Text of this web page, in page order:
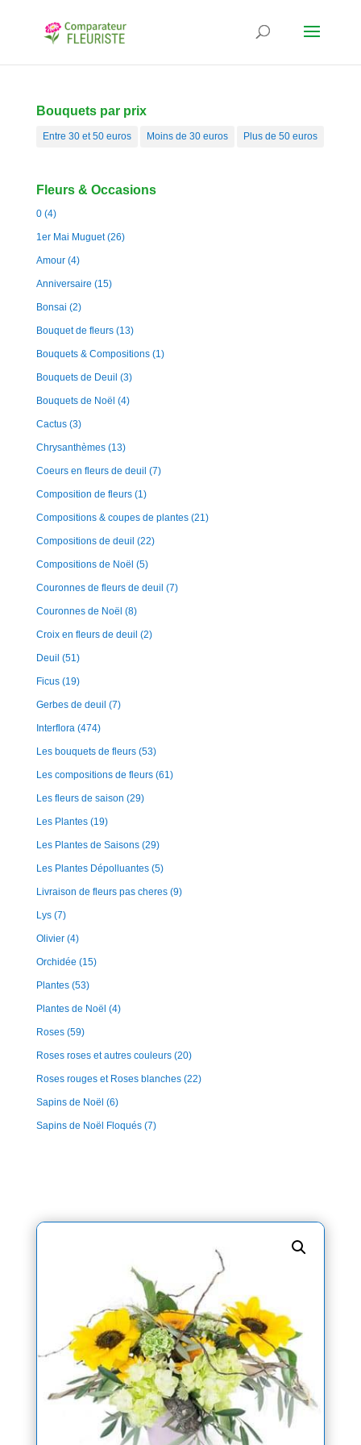
Bouquets par prix
Entre 30 et 50 euros Moins de 30 euros Plus de 50 euros
Fleurs & Occasions
0 (4)
1er Mai Muguet (26)
Amour (4)
Anniversaire (15)
Bonsai (2)
Bouquet de fleurs (13)
Bouquets & Compositions (1)
Bouquets de Deuil (3)
Bouquets de Noël (4)
Cactus (3)
Chrysanthèmes (13)
Coeurs en fleurs de deuil (7)
Composition de fleurs (1)
Compositions & coupes de plantes (21)
Compositions de deuil (22)
Compositions de Noël (5)
Couronnes de fleurs de deuil (7)
Couronnes de Noël (8)
Croix en fleurs de deuil (2)
Deuil (51)
Ficus (19)
Gerbes de deuil (7)
Interflora (474)
Les bouquets de fleurs (53)
Les compositions de fleurs (61)
Les fleurs de saison (29)
Les Plantes (19)
Les Plantes de Saisons (29)
Les Plantes Dépolluantes (5)
Livraison de fleurs pas cheres (9)
Lys (7)
Olivier (4)
Orchidée (15)
Plantes (53)
Plantes de Noël (4)
Roses (59)
Roses roses et autres couleurs (20)
Roses rouges et Roses blanches (22)
Sapins de Noël (6)
Sapins de Noël Floqués (7)